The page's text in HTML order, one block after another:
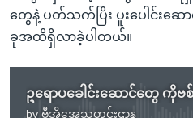
တွေနဲ့ ပတ်သက်ပြိး ပူးပေါင်း
ခုအထိရှိလာခဲ့ပါတယ်။
by ဗွီအိုအေသတင်းဌာန